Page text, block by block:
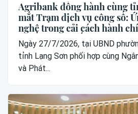
Agribank đồng hành cùng
mắt Trạm dịch vụ công số:
nghệ trong cải cách hành
hệ “công dân số”
Ngày 27/7/2026, tại UBND
tỉnh Lạng Sơn phối hợp cùng
và Phát...